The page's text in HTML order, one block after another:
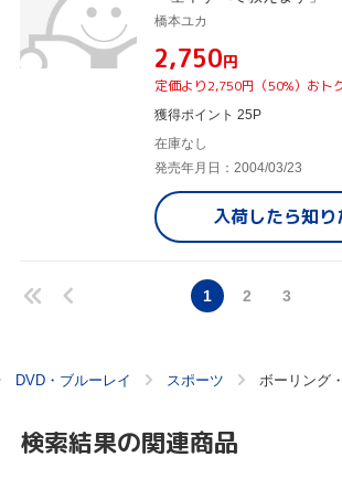
橋本ユカ
¥2,750円
定価より2,750円（50%）おト
獲得ポイント 25P
在庫なし
発売年月日：2004/03/23
入荷したら知り
1 2 3
DVD・ブルーレイ スポーツ ボーリング
検索結果の関連商品